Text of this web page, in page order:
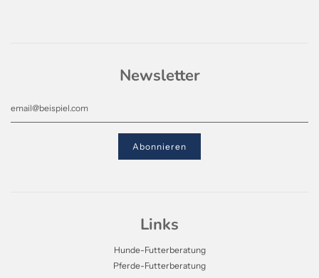
Newsletter
Links
Hunde-Futterberatung
Pferde-Futterberatung